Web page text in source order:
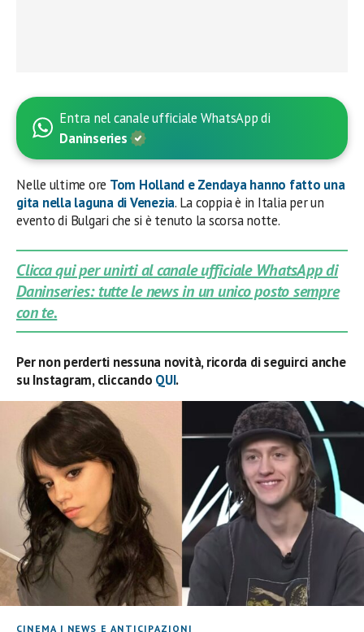
Entra nel canale ufficiale WhatsApp di
Daninseries
Nelle ultime ore Tom Holland e Zendayahanno fatto una
gita nella laguna di Venezia. La coppia è in Italia per un
evento di Bulgari che si è tenuto la scorsa notte.
Clicca qui per unirti al canale ufficiale WhatsApp di
Daninseries: tutte le news in un unico posto sempre
con te.
Per non perderti nessuna novità, ricorda di seguirci anche
su Instagram, cliccando QUI.
CINEMA | NEWS E ANTICIPAZIONI